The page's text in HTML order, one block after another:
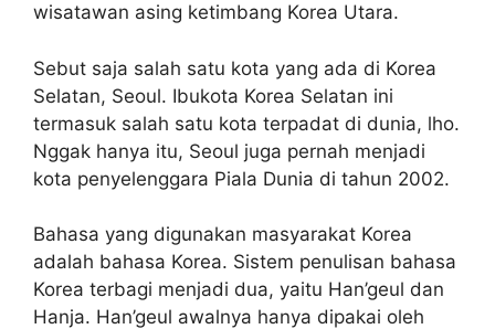
wisatawan asing ketimbang Korea Utara.
Sebut saja salah satu kota yang ada di Korea
Selatan, Seoul. Ibukota Korea Selatan ini
termasuk salah satu kota terpadat di dunia, lho.
Nggak hanya itu, Seoul juga pernah menjadi
kota penyelenggara Piala Dunia di tahun 2002.
Bahasa yang digunakan masyarakat Korea
adalah bahasa Korea. Sistem penulisan bahasa
Korea terbagi menjadi dua, yaitu Han’geul dan
Hanja. Han’geul awalnya hanya dipakai oleh